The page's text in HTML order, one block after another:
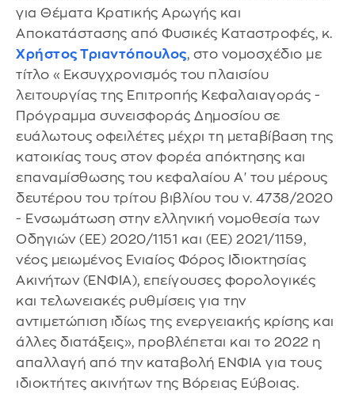
για Θέματα Κρατικής Αρωγής και
Αποκατάστασης από Φυσικές Καταστροφές, κ.
Χρήστος Τριαντόπουλος, στο νομοσχέδιο με
τίτλο «Εκσυγχρονισμός του πλαισίου
λειτουργίας της Επιτροπής Κεφαλαιαγοράς -
Πρόγραμμα συνεισφοράς Δημοσίου σε
ευάλωτους οφειλέτες μέχρι τη μεταβίβαση της
κατοικίας τους στον φορέα απόκτησης και
επαναμίσθωσης του κεφαλαίου Α' του μέρους
δευτέρου του τρίτου βιβλίου του ν. 4738/2020
- Ενσωμάτωση στην ελληνική νομοθεσία των
Οδηγιών (ΕΕ) 2020/1151 και (ΕΕ) 2021/1159,
νέος μειωμένος Ενιαίος Φόρος Ιδιοκτησίας
Ακινήτων (ΕΝΦΙΑ), επείγουσες φορολογικές
και τελωνειακές ρυθμίσεις για την
αντιμετώπιση ιδίως της ενεργειακής κρίσης και
άλλες διατάξεις», προβλέπεται και το 2022 η
απαλλαγή από την καταβολή ΕΝΦΙΑ για τους
ιδιοκτήτες ακινήτων της Βόρειας Εύβοιας.